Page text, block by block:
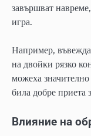
завършват
игра.
Например,
на двойки рязко
можеха
била добре приета
Влияние на